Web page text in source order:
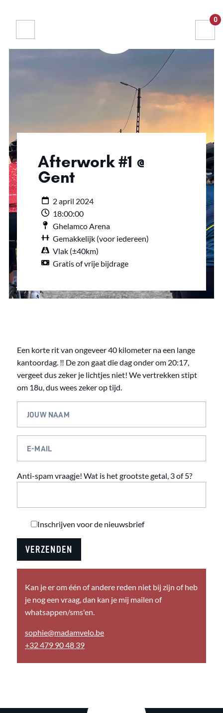
0
Afterwork #1 @
Gent
2 april 2024
18:00:00
Ghelamco Arena
Gemakkelijk (voor iedereen)
Vlak (±40km)
Gratis of vrije bijdrage
Een korte rit van ongeveer 40 kilometer na een lange
kantoordag. ‼️ De zon gaat die dag onder om 20:17,
vergeet dus zeker je lichtjes niet! We vertrekken stipt
om 18u, dus wees zeker op tijd.
JOUW NAAM
E-MAIL
Anti-spam vraagje! Wat is het grootste getal, 3 of 5?
Inschrijven voor de nieuwsbrief
Kan je er om één of andere reden niet bij zijn of heb
je nog een vraag, dan kan je mij mailen of
whatsappen/sms'en.
sophie@madamvelo.be
+32 479 90 48 39